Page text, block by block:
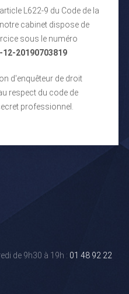
L622-9 du Code de la
cabinet dispose de
sous le numéro
20190703819
d'enquêteur de droit
respect du code de
professionnel.
de 9h30 à 19h : 01 48 92 22